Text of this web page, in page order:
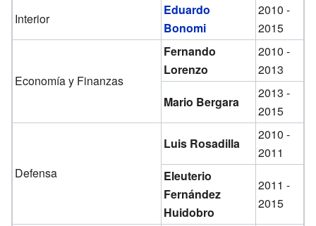
Interior
Eduardo
Bonomi
2010 -
2015
Economía y Finanzas
Fernando
Lorenzo
2010 -
2013
Mario Bergara
2013 -
2015
Defensa
Luis Rosadilla
2010 -
2011
Eleuterio
Fernández
Huidobro
2011 -
2015